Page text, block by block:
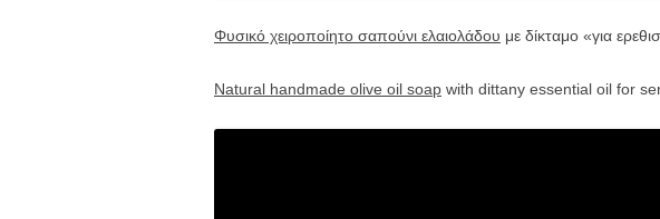
Φυσικό χειροποίητο σαπούνι ελαιολάδου με δίκταμο «για
Natural handmade olive oil soap with dittany essential oil for